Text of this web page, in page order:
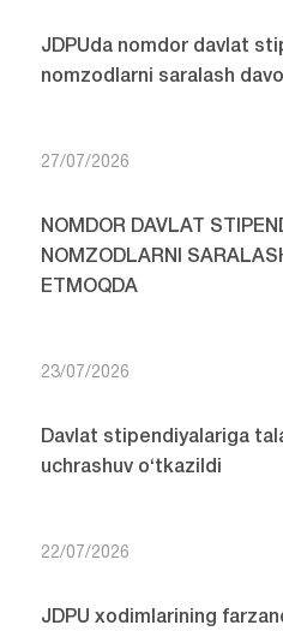
JDPUda nomdor davlat
nomzodlarni saralash
27/07/2026
NOMDOR DAVLAT
NOMZODLARNI
ETMOQDA
23/07/2026
Davlat stipendiyalariga
uchrashuv o‘tkazildi
22/07/2026
JDPU xodimlarining